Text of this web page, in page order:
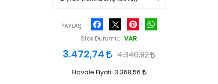
PAYLAŞ :
Facebook Pinterest
Stok Durumu: VAR
3.472,74 4.340,92
Havale Fiyatı: 3.368,56